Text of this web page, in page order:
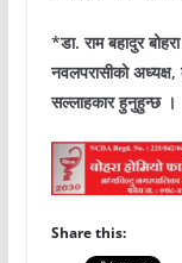
*डा. राम बहादुर
नवलपरासीको
सल्लाहकार हुनुहुन्छ ।
Share this: